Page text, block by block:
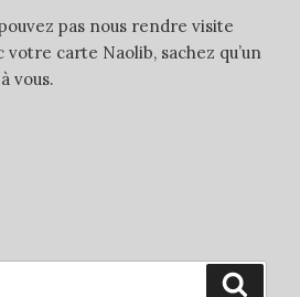
pas nous rendre visite
votre carte Naolib, sachez qu’un
vous.